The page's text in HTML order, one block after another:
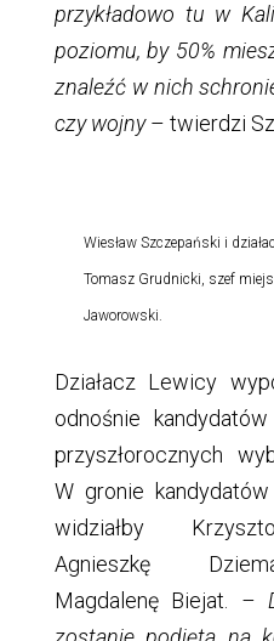
przykładowo tu w
poziomu, by 50%
znaleźć w nich
czy wojny– twierdzi
Wiesław Szczepański i
Tomasz Grudnicki, szef
Jaworowski.
Działacz Lewicy
odnośnie
przyszłorocznych
W gronie
widziałby
Agnieszkę
Magdalenę Biejat. –